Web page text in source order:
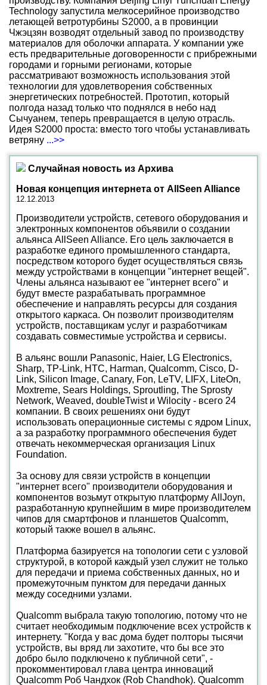
Technology запустила мелкосерийное производство
летающей ветротурбины S2000, а в провинции
Чжэцзян возводят отдельный завод по производству
материалов для оболочки аппарата. У компании уже
есть предварительные договоренности с прибрежными
городами и горными регионами, которые
рассматривают возможность использования этой
технологии для удовлетворения собственных
энергетических потребностей. Прототип, который
полгода назад только что поднялся в небо над
Сычуанем, теперь превращается в целую отрасль.
Идея S2000 проста: вместо того чтобы устанавливать
ветряну ...>>
Случайная новость из Архива
Новая концепция интернета от AllSeen Alliance
12.12.2013
Производители устройств, сетевого оборудования и
электронных компонентов объявили о создании
альянса AllSeen Alliance. Его цель заключается в
разработке единого промышленного стандарта,
посредством которого будет осуществляться связь
между устройствами в концепции "интернет вещей".
Члены альянса называют ее "интернет всего" и
будут вместе разрабатывать программное
обеспечение и направлять ресурсы для создания
открытого каркаса. Он позволит производителям
устройств, поставщикам услуг и разработчикам
создавать совместимые устройства и сервисы.
В альянс вошли Panasonic, Haier, LG Electronics,
Sharp, TP-Link, HTC, Harman, Qualcomm, Cisco, D-
Link, Silicon Image, Canary, Fon, LeTV, LIFX, LiteOn,
Moxtreme, Sears Holdings, Sproutling, The Sprosty
Network, Weaved, doubleTwist и Wilocity - всего 24
компании. В своих решениях они будут
использовать операционные системы с ядром Linux,
а за разработку программного обеспечения будет
отвечать некоммерческая организация Linux
Foundation.
За основу для связи устройств в концепции
"интернет всего" производители оборудования и
компонентов возьмут открытую платформу AllJoyn,
разработанную крупнейшим в мире производителем
чипов для смартфонов и планшетов Qualcomm,
который также вошел в альянс.
Платформа базируется на топологии сети с узловой
структурой, в которой каждый узел служит не только
для передачи и приема собственных данных, но и
промежуточным пунктом для передачи данных
между соседними узлами.
Qualcomm выбрала такую топологию, потому что не
считает необходимым подключение всех устройств к
интернету. "Когда у вас дома будет полторы тысячи
устройств, вы вряд ли захотите, что бы все это
добро было подключено к публичной сети", -
прокомментировал глава центра инноваций
Qualcomm Роб Чандхок (Rob Chandhok). Qualcomm